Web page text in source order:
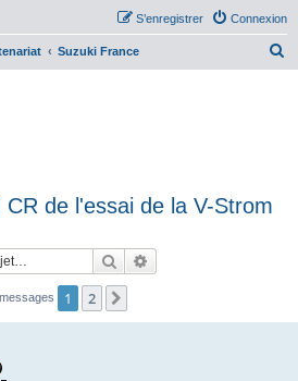
Connexion
S’enregistrer
Suzuki France
CR de l'essai de la V-Strom
Rechercher
1 2